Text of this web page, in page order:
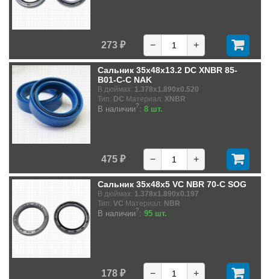
273 ₽ − +
Сальник 35x48x13.2 DC XNBR 85-
B01-C-C NAK
В дюймах: 1.378x1.890x0.520
Тип: DC Материал: XNBR
В наличии?: 8 шт.
475 ₽ − +
Сальник 35x48x5 VC NBR 70-C SOG
В дюймах: 1.378x1.890x0.197
Тип: VC Материал: NBR
В наличии?: 95 шт.
178 ₽ − +